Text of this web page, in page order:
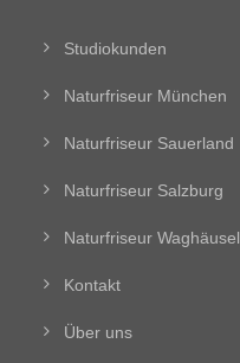
Studiokunden
Naturfriseur München
Naturfriseur Sauerland
Naturfriseur Salzburg
Naturfriseur Waghäusel
Kontakt
Über uns